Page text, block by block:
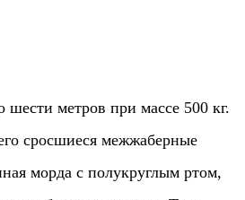
шести метров при массе 500 кг.
сросшиеся межжаберные
морда с полукруглым ртом,